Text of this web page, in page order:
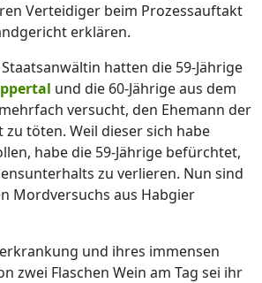
Verteidiger beim Prozessauftakt
erklären.
hatten die 59-Jährige
und die 60-Jährige aus dem
versucht, den Ehemann der
zu töten. Weil dieser sich habe
habe die 59-Jährige befürchtet,
zu verlieren. Nun sind
Mordversuchs aus Habgier
und ihres immensen
zwei Flaschen Wein am Tag sei ihr